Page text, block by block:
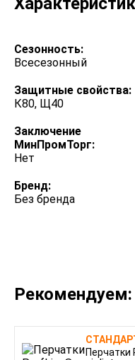
Сезонность:
Всесезонный
Защитные свойства:
К80, Щ40
Заключение
МинПромТорг:
Нет
Бренд:
Без бренда
Рекомендуем:
Перчатки